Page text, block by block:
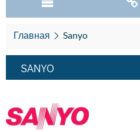
Главная Sanyo
SANYO